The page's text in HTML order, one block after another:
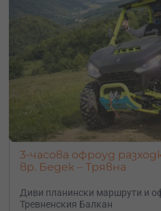
3-часова офроуд
вр. Бедек – Трявна
Диви планински маршрути и
Тревненския Балкан